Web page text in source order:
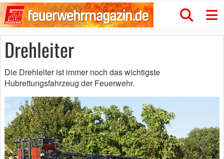
Drehleiter
Die Drehleiter ist immer noch das wichtigste
Hubrettungsfahrzeug der Feuerwehr.